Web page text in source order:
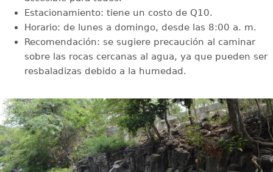
Estacionamiento: tiene un costo de Q10.
Horario: de lunes a domingo, desde las 8:00 a. m.
Recomendación: se sugiere precaución al caminar
sobre las rocas cercanas al agua, ya que pueden ser
resbaladizas debido a la humedad.